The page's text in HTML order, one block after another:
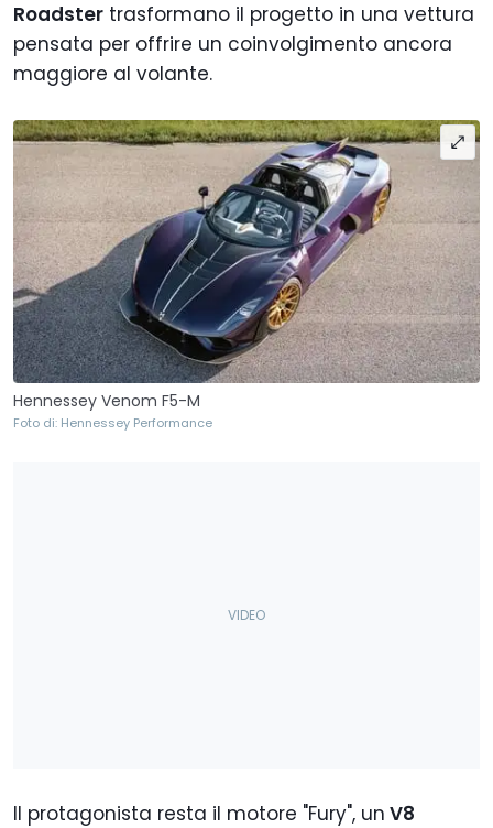
Roadster trasformano il progetto in una vettura
pensata per offrire un coinvolgimento ancora
maggiore al volante.
Hennessey Venom F5-M
Foto di: Hennessey Performance
Il protagonista resta il motore "Fury", un V8